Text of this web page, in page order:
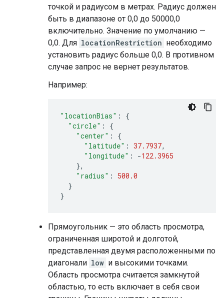
точкой и радиусом в метрах. Радиус должен
быть в диапазоне от 0,0 до 50000,0
включительно. Значение по умолчанию —
0,0. Для locationRestriction необходимо
установить радиус больше 0,0. В противном
случае запрос не вернет результатов.
Например:
"locationBias" :
{
"circle" :
{
"center" :
{
"latitude" : 37.7937,
"longitude" : -122.3965
},
"radius" :
500.0
}
}
Прямоугольник — это область просмотра,
ограниченная широтой и долготой,
представленная двумя расположенными по
диагонали low и высокими точками.
Область просмотра считается замкнутой
областью, то есть включает в себя свои